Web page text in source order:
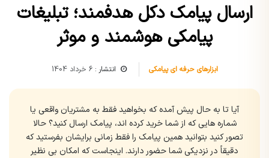
ارسال پیامک دکل هدفمند؛ تبلیغات
پیامکی هوشمند و موثر
ابزارهای حرفه ای پیامکی انتشار :6 خرداد 1404
آیا تا به حال پیش آمده که بخواهید فقط به مشتریان واقعی یا
شماره هایی که از شما خرید کرده اند، پیامک ارسال کنید؟ حالا
تصور کنید بتوانید همین پیامک را فقط زمانی برایشان بفرستید که
دقیقاً در نزدیکی شما حضور دارند. اینجاست که امکان بی نظیر